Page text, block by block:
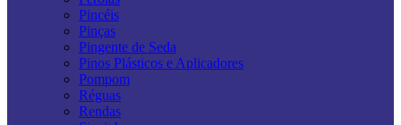
Pincéis
Pinças
Pingente de Seda
Pinos Plásticos e Aplicadores
Pompom
Réguas
Rendas